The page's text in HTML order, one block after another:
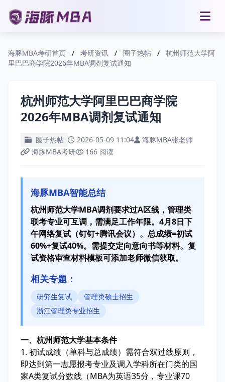
海豚MBA考研首页 / 考研资讯 / 圈子热帖 /
杭州师范大学阿
里巴巴商学院2026年MBA调剂复试通知
杭州师范大学阿里巴巴商学院
2026年MBA调剂复试通知
圈子热帖 2026-05-09 11:04
海豚MBA张老师
海豚MBA考研
166 阅读
海豚MBA智能总结
杭州师范大学MBA调剂要求过A区线，管理类
联考专业可互调，需满足工作年限。4月8日下
午网络复试（钉钉+腾讯会议）。总成绩=初试
60%+复试40%。需提交定向意向书等材料。复
试资格审查材料模板可添加老师微信获取。
相关专题：
研究生复试
管理类硕士招生
浙江管理类专业招生
一、杭州师范大学基本条件
1. 初试成绩（单科与总成绩）需符合双过线原则，
即达到第一志愿报考专业及调入学科所在门类的国
家A类复试分数线（MBA为英语35分，专业课70